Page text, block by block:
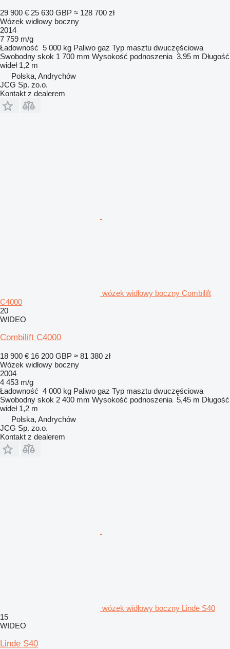
29 900 € 25 630 GBP ≈ 128 700 zł
Wózek widłowy boczny
2014
7 759 m/g
Ładowność 5 000 kg Paliwo gaz Typ masztu dwuczęściowa
Swobodny skok 1 700 mm Wysokość podnoszenia 3,95 m Długość
wideł 1,2 m
Polska, Andrychów
JCG Sp. zo.o.
Kontakt z dealerem
wózek widłowy boczny Combilift
C4000
20
WIDEO
Combilift C4000
18 900 € 16 200 GBP ≈ 81 380 zł
Wózek widłowy boczny
2004
4 453 m/g
Ładowność 4 000 kg Paliwo gaz Typ masztu dwuczęściowa
Swobodny skok 2 400 mm Wysokość podnoszenia 5,45 m Długość
wideł 1,2 m
Polska, Andrychów
JCG Sp. zo.o.
Kontakt z dealerem
wózek widłowy boczny Linde S40
15
WIDEO
Linde S40